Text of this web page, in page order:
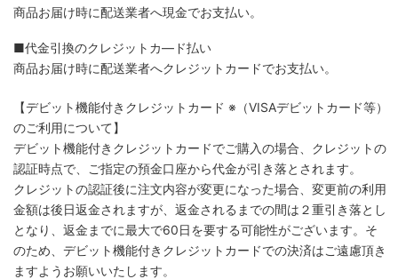
商品お届け時に配送業者へ現金でお支払い。
■代金引換のクレジットカ―ド払い
商品お届け時に配送業者へクレジットカードでお支払い。
【デビット機能付きクレジットカード ※（VISAデビットカード等）
のご利用について】
デビット機能付きクレジットカードでご購入の場合、クレジットの
認証時点で、ご指定の預金口座から代金が引き落とされます。
クレジットの認証後に注文内容が変更になった場合、変更前の利用
金額は後日返金されますが、返金されるまでの間は２重引き落とし
となり、返金までに最大で60日を要する可能性がございます。そ
のため、デビット機能付きクレジットカードでの決済はご遠慮頂き
ますようお願いいたします。